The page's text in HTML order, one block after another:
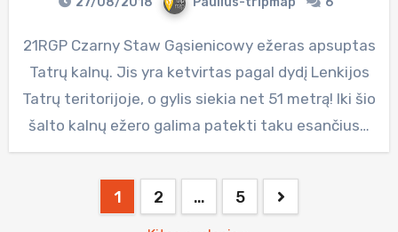
21RGP Czarny Staw Gąsienicowy ežeras apsuptas
Tatrų kalnų. Jis yra ketvirtas pagal dydį Lenkijos
Tatrų teritorijoje, o gylis siekia net 51 metrą! Iki šio
šalto kalnų ežero galima patekti taku esančius…
1 2 … 5